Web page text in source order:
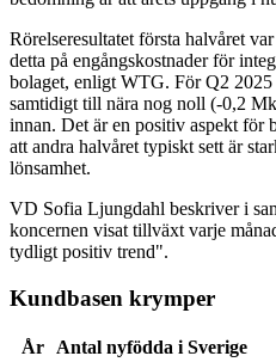
Rörelseresultatet första halvåret
detta på engångskostnader för
bolaget, enligt WTG. För Q2 2025
samtidigt till nära nog noll (-0,2
innan. Det är en positiv aspekt för
att andra halvåret typiskt sett är
lönsamhet.
VD Sofia Ljungdahl beskriver i
koncernen visat tillväxt varje
tydligt positiv trend".
Kundbasen krymper
År
Antal nyfödda i Sverige